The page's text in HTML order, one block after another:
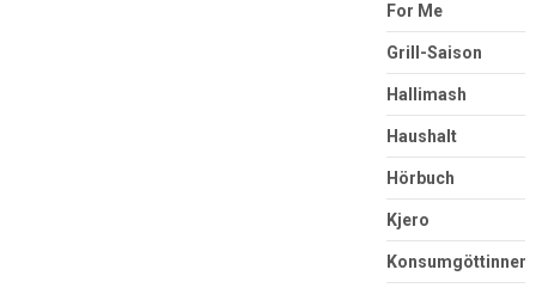
For Me
Grill-Saison
Hallimash
Haushalt
Hörbuch
Kjero
Konsumgöttinnen